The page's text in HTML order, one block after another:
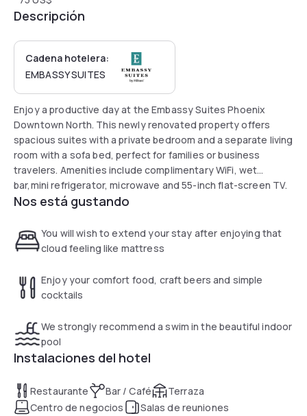
Descripción
Cadena hotelera:
EMBASSY SUITES
Enjoy a productive day at the Embassy Suites Phoenix
Downtown North. This newly renovated property offers
spacious suites with a private bedroom and a separate living
room with a sofa bed, perfect for families or business
travelers. Amenities include complimentary WiFi, wet
bar,mini refrigerator, microwave and 55-inch flat-screen TV.
The well equipped business and fitness centers and the
maintain your fitness routine. Onsite dining options are also
available.
Nos está gustando
You will wish to extend your stay after enjoying that
cloud feeling like mattress
Enjoy your comfort food, craft beers and simple
cocktails
We strongly recommend a swim in the beautiful indoor
pool
Instalaciones del hotel
Restaurante Bar / Café
Terraza
Centro de negocios
Salas de reuniones